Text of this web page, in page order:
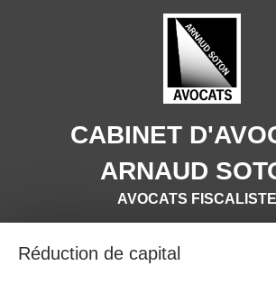
CABINET
ARNAUD
AVOCATS
Réduction de capital